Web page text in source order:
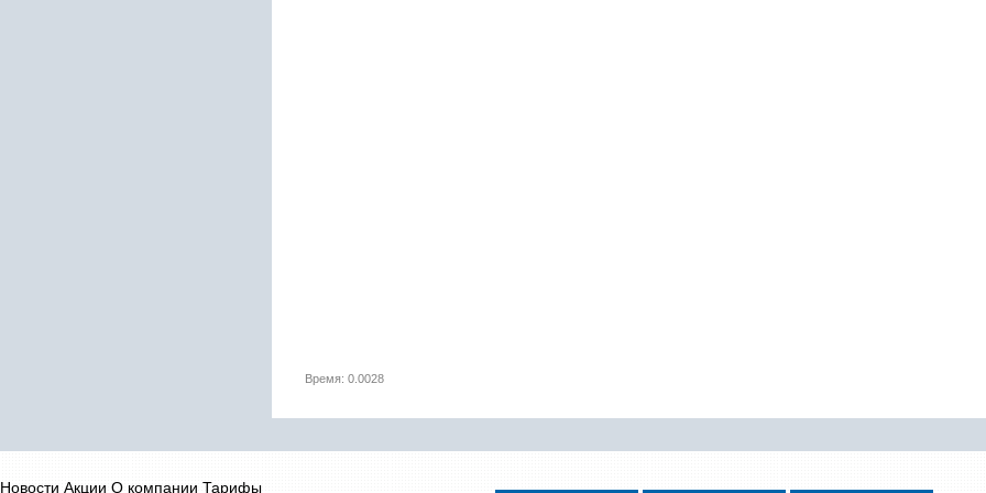
Время: 0.0028
Новости Акции О компании Тарифы